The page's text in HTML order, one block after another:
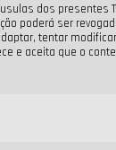
dos presentes
poderá ser
tentar
e aceita que o